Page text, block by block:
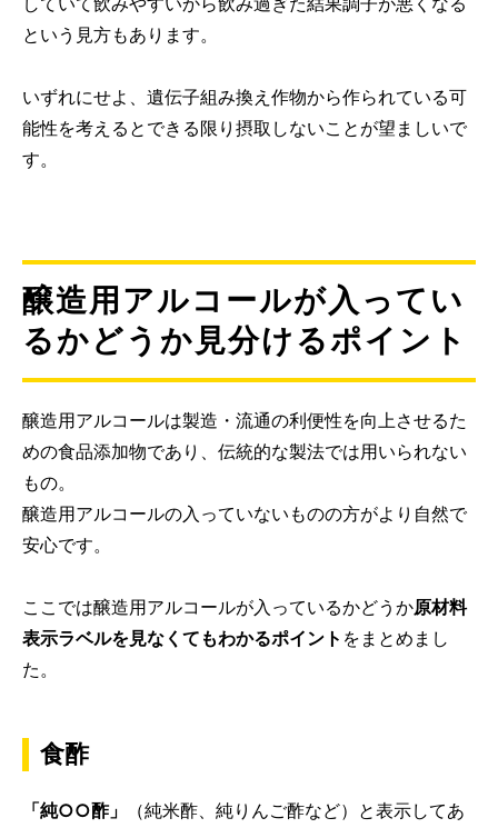
という見方もあります。
いずれにせよ、遺伝子組み換え作物から作られている可
能性を考えるとできる限り摂取しないことが望ましいで
す。
醸造用アルコールが入ってい
るかどうか見分けるポイント
醸造用アルコールは製造・流通の利便性を向上させるた
めの食品添加物であり、伝統的な製法では用いられない
もの。
醸造用アルコールの入っていないものの方がより自然で
安心です。
ここでは醸造用アルコールが入っているかどうか原材料
表示ラベルを見なくてもわかるポイント をまとめまし
た。
食酢
「純○○酢」
（純米酢、純りんご酢など）と表示してあ